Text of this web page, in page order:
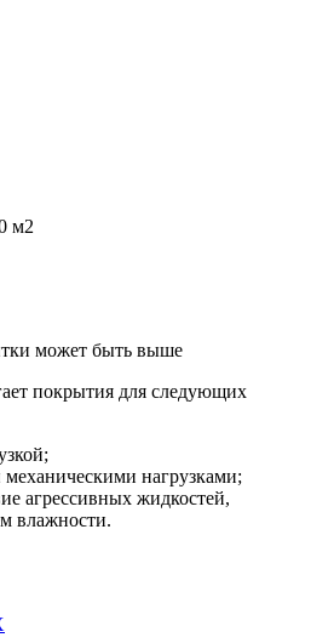
м2
может быть выше
покрытия для следующих
нагрузками;
агрессивных жидкостей,
влажности.